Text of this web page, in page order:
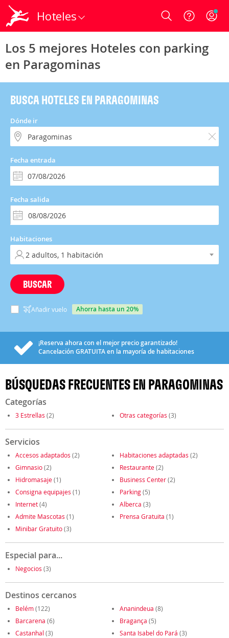
Hoteles Login
Los 5 mejores Hoteles con parking
en Paragominas
BUSCA HOTELES EN PARAGOMINAS
Dónde ir
Fecha entrada
Fecha salida
Habitaciones
BUSCAR
Añadir vuelo ahorra hasta un 20%
¡Reserva ahora con el mejor precio garantizado!
Cancelación GRATUITAen la mayoría de habitaciones
BÚSQUEDAS FRECUENTES EN PARAGOMINAS
Categorías
3 Estrellas (2) Otras categorías (3)
Servicios
Accesos adaptados (2) Habitaciones adaptadas (2)
Gimnasio(2) Restaurante(2)
Hidromasaje(1) Business Center(2)
Consigna equipajes (1) Parking(5)
Internet(4) Alberca (3)
Admite Mascotas (1) Prensa Gratuita (1)
Minibar Gratuito(3)
Especial para...
Negocios (3)
Destinos cercanos
Belém(122) Ananindeua (8)
Barcarena (6) Bragança (5)
Castanhal (3) Santa Isabel do Pará (3)